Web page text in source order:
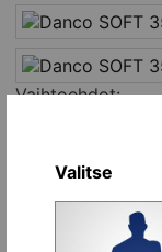
Vaihtoehdot:
2 mm
Valitse